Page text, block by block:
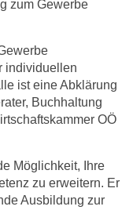
zum Gewerbe
individuellen
ist eine Abklärung
Buchhaltung
OÖ
Möglichkeit, Ihre
zu erweitern. Er
Ausbildung zur